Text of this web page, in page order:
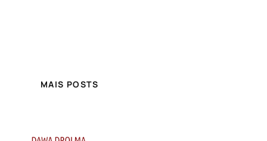
MAIS POSTS